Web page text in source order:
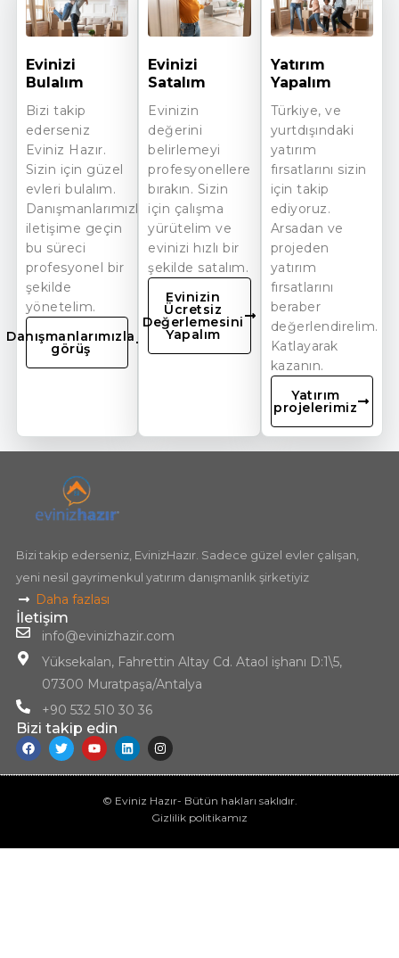
Evinizi
Bulalım
Bizi takip
ederseniz
Eviniz Hazır.
Sizin için güzel
evleri bulalım.
Danışmanlarımızla
iletişime geçin
bu süreci
profesyonel bir
şekilde
yönetelim.
Danışmanlarımızla
görüş
Evinizi
Satalım
Evinizin
değerini
belirlemeyi
profesyonellere
bırakın. Sizin
için çalışma
yürütelim ve
evinizi hızlı bir
şekilde satalım.
Evinizin
Ücretsiz
Değerlemesini
Yapalım
Yatırım
Yapalım
Türkiye, ve
yurtdışındaki
yatırım
fırsatlarını sizin
için takip
ediyoruz.
Arsadan ve
projeden
yatırım
fırsatlarını
beraber
değerlendirelim.
Katlayarak
kazanın.
Yatırım
projelerimiz
Bizi takip ederseniz, EvinizHazır. Sadece güzel evler çalışan,
yeni nesil gayrimenkul yatırım danışmanlık şirketiyiz
Daha fazlası
İletişim
info@evinizhazir.com
Yüksekalan, Fahrettin Altay Cd. Ataol işhanı D:1\5,
07300 Muratpaşa/Antalya
+90 532 510 30 36
Bizi takip edin
© Eviniz Hazır- Bütün hakları saklıdır.
Gizlilik politikamız